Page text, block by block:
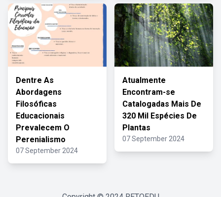
Dentre As
Abordagens
Filosóficas
Educacionais
Prevalecem O
Perenialismo
07 September 2024
Atualmente
Encontram-se
Catalogadas Mais De
320 Mil Espécies De
Plantas
07 September 2024